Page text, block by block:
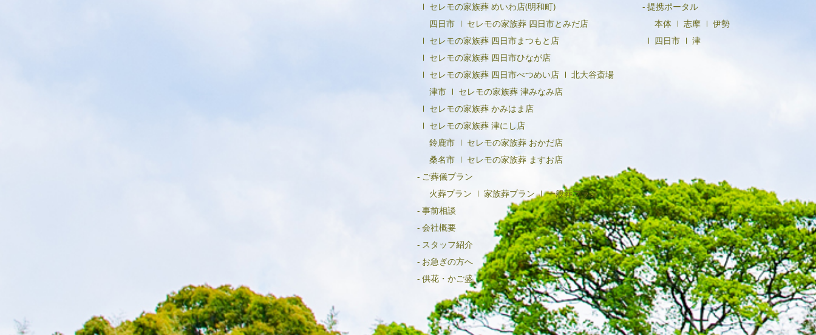
2024年5月
セレモの家族葬 めいわ店(明和町)
四日市
セレモの家族葬 四日市とみだ店
セレモの家族葬 四日市まつもと店
セレモの家族葬 四日市ひなが店
セレモの家族葬 四日市べつめい店
北大谷斎場
津市
セレモの家族葬 津みなみ店
セレモの家族葬 かみはま店
セレモの家族葬 津にし店
鈴鹿市
セレモの家族葬 おかだ店
桑名市
セレモの家族葬 ますお店
ご葬儀プラン
火葬プラン
家族葬プラン
一般葬プラン
事前相談
会社概要
スタッフ紹介
お急ぎの方へ
供花・かご盛
提携ポータル
本体
志摩
伊勢
四日市
津